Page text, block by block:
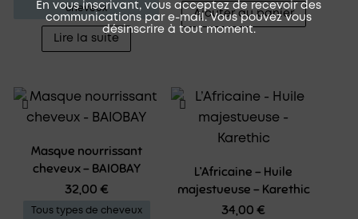
cheveux
Lire la suite
Ajouter au panier
Masque nourrissant
cheveux – BAIOBAY
32,00 €
Tous types de cheveux
L’Africaine – Huile
majestueuse – Karethic
34,00€
En vous inscrivant, vous acceptez de recevoir des
communications par e-mail. Vous pouvez vous
désinscrire à tout moment.